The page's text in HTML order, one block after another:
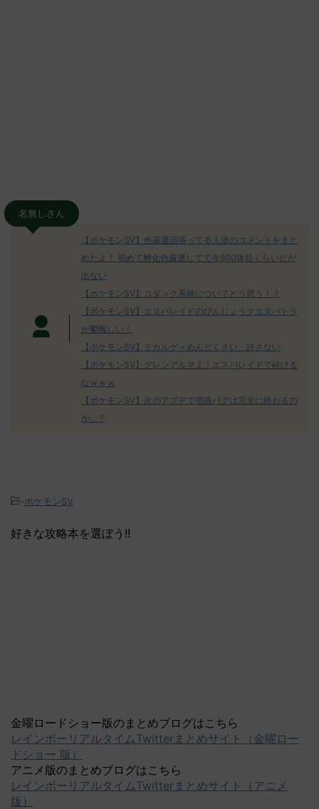
名無しさん
【ポケモンSV】色厳選頑張ってる人達のコメントをまと
めたよ！ 初めて孵化色厳選してて今500体目くらいだが
出ない
【ポケモンSV】コダック系統についてどう思う！？
【ポケモンSV】エスバレイドのびんじょうクエスパトラ
が鬱陶しい！
【ポケモンSV】ミカルゲ＝めんどくさい、許さない
【ポケモンSV】グレンアルマよ！エスバレイドで砕ける
なｗｗｗ
【ポケモンSV】次のアプデで増殖バグは完全に終わるの
か…？
ポケモンSV
好きな攻略本を選ぼう!!
金曜ロードショー版のまとめブログはこちら
レインボーリアルタイムTwitterまとめサイト（金曜ロー
ドショー 版）
アニメ版のまとめブログはこちら
レインボーリアルタイムTwitterまとめサイト（アニメ
版）